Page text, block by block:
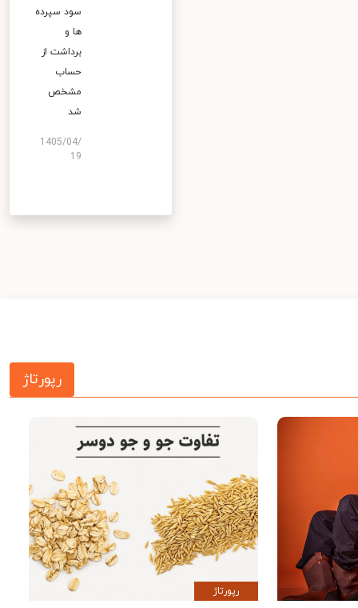
سود سپرده
ها و
برداشت از
حساب
مشخص
شد
1405/04/
19
رپورتاژ
رپورتاژ